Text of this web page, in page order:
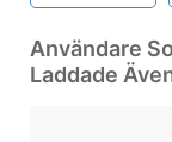
Användare
Laddade